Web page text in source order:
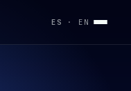
ES · EN